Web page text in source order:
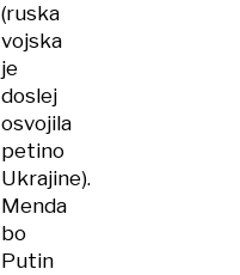
(ruska
vojska
je
doslej
osvojila
petino
Ukrajine).
Menda
bo
Putin